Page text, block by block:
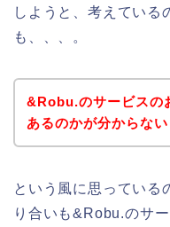
しようと、考えている
も、、、。
&Robu.のサービスの
あるのかが分からない
という風に思っている
り合いも&Robu.のサ